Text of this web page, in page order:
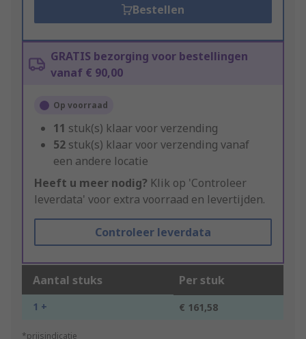
Bestellen
GRATIS bezorging voor bestellingen
vanaf € 90,00
Op voorraad
11 stuk(s) klaar voor verzending
52 stuk(s) klaar voor verzending vanaf
een andere locatie
Heeft u meer nodig? Klik op 'Controleer
leverdata' voor extra voorraad en levertijden.
Controleer leverdata
Aantal stuks Per stuk
1 + € 161,58
*prijsindicatie